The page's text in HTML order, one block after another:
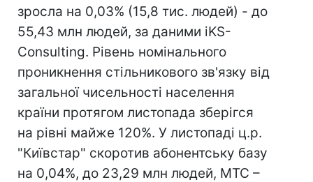
зросла на 0,03% (15,8 тис. людей) - до
55,43 млн людей, за даними iKS-
Consulting. Рівень номінального
проникнення стільникового зв'язку від
загальної чисельності населення
країни протягом листопада зберігся
на рівні майже 120%. У листопаді ц.р.
"Київстар" скоротив абонентську базу
на 0,04%, до 23,29 млн людей, МТС –